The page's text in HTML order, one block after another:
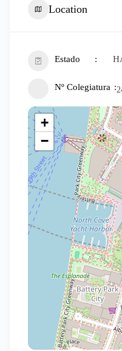
Location
Estado
Nº Colegiatura
+
−